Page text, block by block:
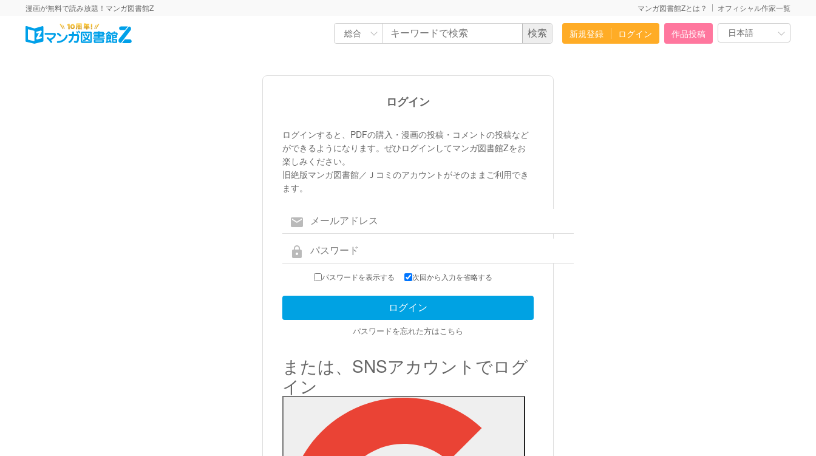
漫画が無料で読み放題！マンガ図書館Z マンガ図書館Zとは？ オフィシャル作家一覧
新規登録 ログイン 作品投稿
ログイン
ログインすると、PDFの購入・漫画の投稿・コメントの投稿など
ができるようになります。ぜひログインしてマンガ図書館Zをお
楽しみください。
旧絶版マンガ図書館／Ｊコミのアカウントがそのままご利用でき
ます。
mail
lock
パスワードを表示する 次回から入力を省略する
パスワードを忘れた方はこちら
または、SNSアカウントでログ
イン